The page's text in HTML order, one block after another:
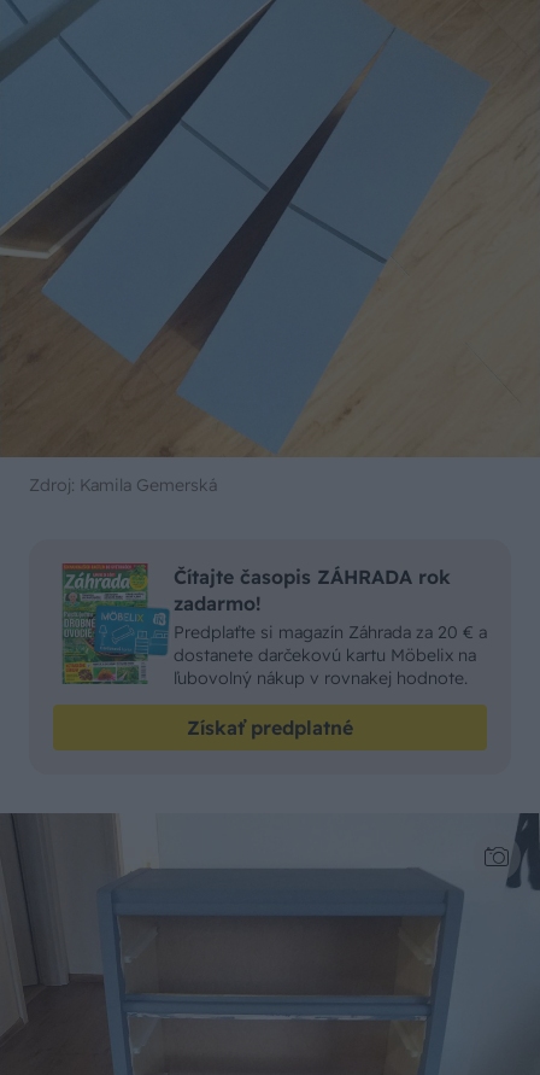
Zdroj: Kamila Gemerská
Čítajte časopis ZÁHRADA rok
zadarmo!
Predplaťte si magazín Záhrada za 20 € a
dostanete darčekovú kartu Möbelix na
ľubovolný nákup v rovnakej hodnote.
Získať predplatné